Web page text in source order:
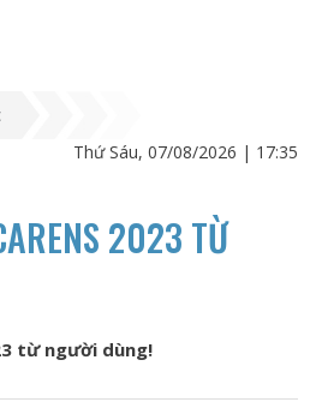
Thứ Sáu, 07/08/2026 | 17:35
2023 TỪ
từ người dùng!